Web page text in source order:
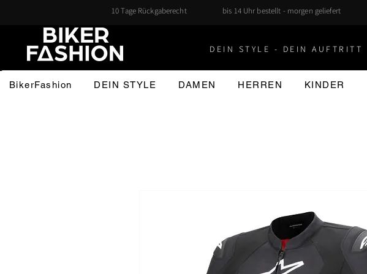
10 Tage Rückgaberecht bis 14 Uhr bestellt - morgen geliefert
DEIN STYLE - DEIN AUFTRITT
BikerFashion DEIN STYLE DAMEN HERREN KINDER